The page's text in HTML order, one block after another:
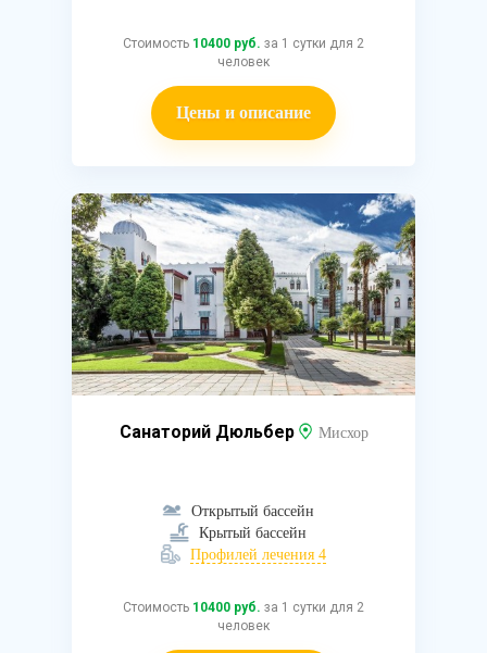
Стоимость 10400 руб. за 1 сутки для 2
человек
Цены и описание
Санаторий Дюльбер Мисхор
Открытый бассейн
Крытый бассейн
Профилей лечения 4
Стоимость 10400 руб. за 1 сутки для 2
человек